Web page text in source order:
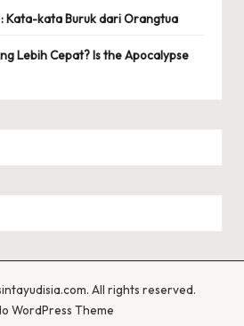
: Kata-kata Buruk dari Orangtua
Lebih Cepat? Is the Apocalypse
All rights reserved.
WordPress Theme